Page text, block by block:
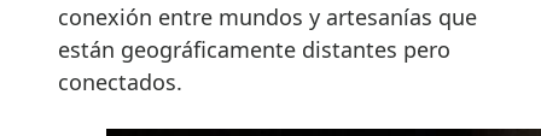
conexión entre mundos y artesanías que
están geográficamente distantes pero
conectados.